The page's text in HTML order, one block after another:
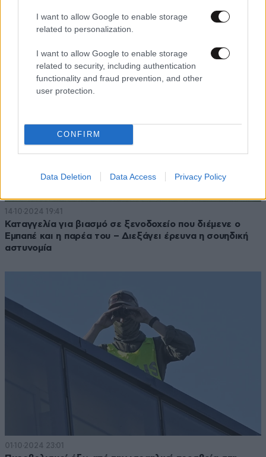
I want to allow Google to enable storage
related to personalization.
I want to allow Google to enable storage
related to security, including authentication
functionality and fraud prevention, and other
user protection.
CONFIRM
Data Deletion Data Access Privacy Policy
φερόμενου «βιασμού»
14·10·2024 19:41
Καταγγελία για βιασμό σε ξενοδοχείο που διέμενε ο
Εμπαπέ και η παρέα του – Διεξάγει έρευνα η σουηδική
αστυνομία
01·10·2024 23:01